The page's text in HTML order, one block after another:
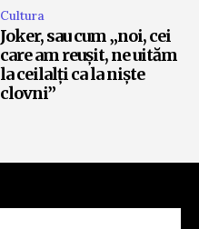
Cultura
Joker, sau cum „noi, cei
care am reușit, ne uităm
la ceilalți ca la niște
clovni”